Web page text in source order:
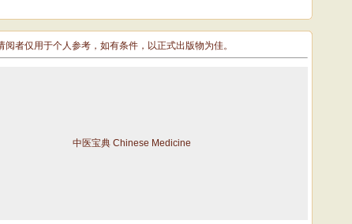
者仅用于个人参考，如有条件，以正式出版物为佳。
中医宝典 Chinese Medicine